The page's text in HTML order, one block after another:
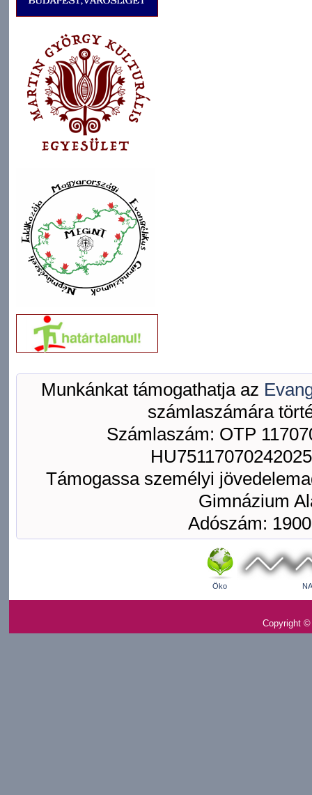
Munkánkat támogathatja az
számlaszámára
Számlaszám: OTP
Támogassa személyi
Gimnázium
Adószám:
Öko
Copyright